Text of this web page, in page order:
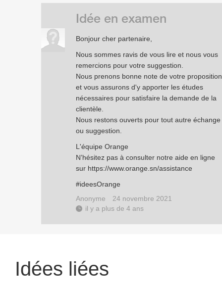
Bonjour cher partenaire,
Nous sommes ravis de vous lire et nous vous
remercions pour votre suggestion.
Nous prenons bonne note de votre proposition
et vous assurons d'y apporter les études
nécessaires pour satisfaire la demande de la
clientèle.
Nous restons ouverts pour tout autre échange
ou suggestion.
L'équipe Orange
N’hésitez pas à consulter notre aide en ligne
sur https://www.orange.sn/assistance
#ideesOrange
Anonyme
24 novembre 2021
il y a plus de 4 ans
Idée en examen
Idées liées